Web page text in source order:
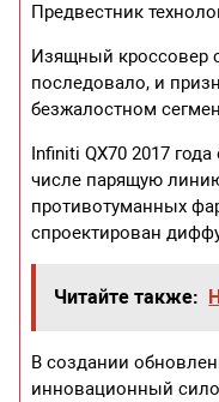
Предвестник
Изящный кроссовер
последовало, и
безжалостном
Infiniti QX70 2017
числе парящую
противотуманных
спроектирован
Читайте также:
В создании
инновационный